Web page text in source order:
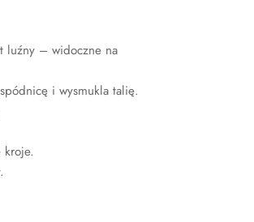
luźny – widoczne na
i wysmukla talię.